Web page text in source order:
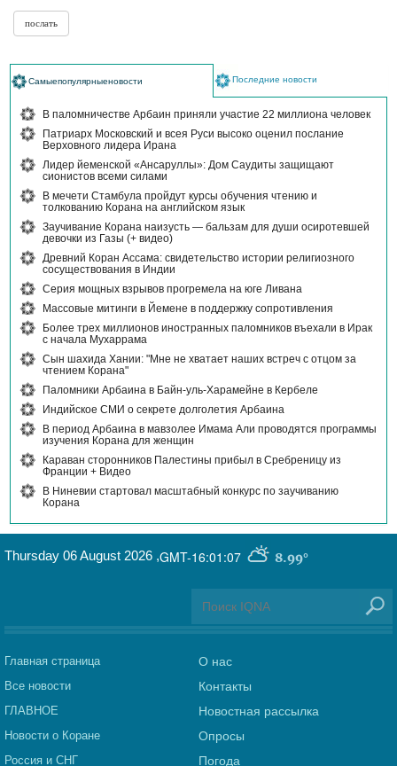
Самыепопулярныеновости Последние новости
В паломничестве Арбаин приняли участие 22 миллиона человек
Патриарх Московский и всея Руси высоко оценил послание
Верховного лидера Ирана
Лидер йеменской «Ансаруллы»: Дом Саудиты защищают
сионистов всеми силами
В мечети Стамбула пройдут курсы обучения чтению и
толкованию Корана на английском язык
Заучивание Корана наизусть — бальзам для души осиротевшей
девочки из Газы (+ видео)
Древний Коран Ассама: свидетельство истории религиозного
сосуществования в Индии
Серия мощных взрывов прогремела на юге Ливана
Массовые митинги в Йемене в поддержку сопротивления
Более трех миллионов иностранных паломников въехали в Ирак
с начала Мухаррама
Сын шахида Хании: "Мне не хватает наших встреч с отцом за
чтением Корана"
Паломники Арбаина в Байн-уль-Харамейне в Кербеле
Индийское СМИ о секрете долголетия Арбаина
В период Арбаина в мавзолее Имама Али проводятся программы
изучения Корана для женщин
Караван сторонников Палестины прибыл в Сребреницу из
Франции + Видео
В Ниневии стартовал масштабный конкурс по заучиванию
Корана
GMT-16:01:07 8.99°
Thursday 06 August 2026 ,
Главная страница
Все новости
ГЛАВНОЕ
Новости о Коране
Россия и СНГ
О нас
Контакты
Новостная рассылка
Опросы
Погода